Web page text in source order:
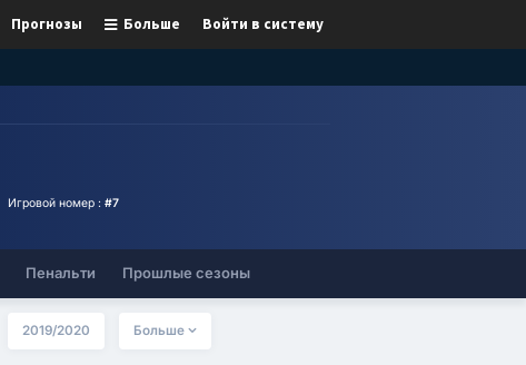
Войти в систему
Больше
Прогнозы
Игровой номер : #7
Пенальти Прошлые сезоны
2019/2020 Больше